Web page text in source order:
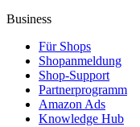
Business
Für Shops
Shopanmeldung
Shop-Support
Partnerprogramm
Amazon Ads
Knowledge Hub